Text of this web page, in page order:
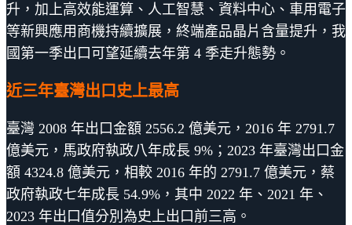
升，加上高效能運算、人工智慧、資料中心、車用電子
等新興應用商機持續擴展，終端產品晶片含量提升，我
國第一季出口可望延續去年第 4 季走升態勢。
近三年臺灣出口史上最高
臺灣 2008 年出口金額 2556.2 億美元，2016 年 2791.7
億美元，馬政府執政八年成長 9%；2023 年臺灣出口金
額 4324.8 億美元，相較 2016 年的 2791.7 億美元，蔡
政府執政七年成長 54.9%，其中 2022 年、2021 年、
2023 年出口值分別為史上出口前三高。